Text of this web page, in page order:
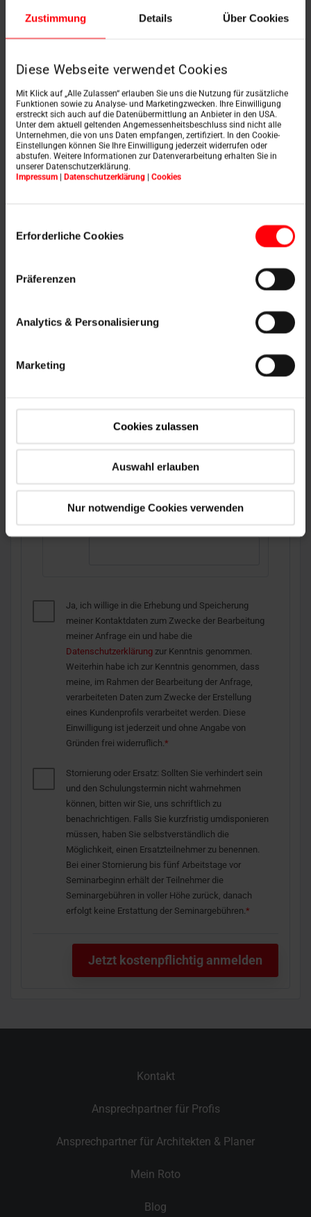
Zustimmung Details Über Cookies
Diese Webseite verwendet Cookies
Mit Klick auf „Alle Zulassen“ erlauben Sie uns die Nutzung für zusätzliche
Funktionen sowie zu Analyse- und Marketingzwecken. Ihre Einwilligung
erstreckt sich auch auf die Datenübermittlung an Anbieter in den USA.
Unter dem aktuell geltenden Angemessenheitsbeschluss sind nicht alle
Unternehmen, die von uns Daten empfangen, zertifiziert. In den Cookie-
Einstellungen können Sie Ihre Einwilligung jederzeit widerrufen oder
abstufen. Weitere Informationen zur Datenverarbeitung erhalten Sie in
unserer Datenschutzerklärung.
Impressum | Datenschutzerklärung | Cookies
Erforderliche Cookies
Präferenzen
Analytics & Personalisierung
Marketing
Cookies zulassen
Auswahl erlauben
Nur notwendige Cookies verwenden
NACHNAME
ICH BIN *
ANZAHL SEMINARTEILNEHMER
Jede teilnehmende Person wird zusätzlich
1 Person
VORNAME *
NACHNAME *
ROLLE / POSITION
Ja, ich willige in die Erhebung und Speicherung
meiner Kontaktdaten zum Zwecke der Bearbeitung
meiner Anfrage ein und habe die
Datenschutzerklärung zur Kenntnis genommen.
Weiterhin habe ich zur Kenntnis genommen, dass
meine, im Rahmen der Bearbeitung der Anfrage,
verarbeiteten Daten zum Zwecke der Erstellung
eines Kundenprofils verarbeitet werden. Diese
Einwilligung ist jederzeit und ohne Angabe von
Gründen frei widerruflich. *
Stornierung oder Ersatz: Sollten Sie verhindert sein
und den Schulungstermin nicht wahrnehmen
können, bitten wir Sie, uns schriftlich zu
benachrichtigen. Falls Sie kurzfristig umdisponieren
müssen, haben Sie selbstverständlich die
Möglichkeit, einen Ersatzteilnehmer zu benennen.
Bei einer Stornierung bis fünf Arbeitstage vor
Seminarbeginn erhält der Teilnehmer die
Seminargebühren in voller Höhe zurück, danach
erfolgt keine Erstattung der Seminargebühren. *
Kontakt
Ansprechpartner für Profis
Ansprechpartner für Architekten & Planer
Mein Roto
Blog